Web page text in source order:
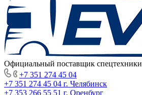
Официальный поставщик спецтехники
+7 351 274 45 04
+7 351 274 45 04 г. Челябинск
+7 353 266 55 51 г. Оренбург